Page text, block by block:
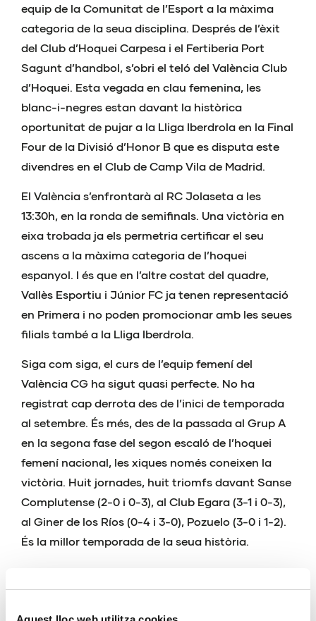
equip de la Comunitat de l’Esport a la màxima
categoria de la seua disciplina. Després de l’èxit
del Club d’Hoquei Carpesa i el Fertiberia Port
Sagunt d’handbol, s’obri el teló del València Club
d’Hoquei. Esta vegada en clau femenina, les
blanc-i-negres estan davant la històrica
oportunitat de pujar a la Lliga Iberdrola en la Final
Four de la Divisió d’Honor B que es disputa este
divendres en el Club de Camp Vila de Madrid.
El València s’enfrontarà al RC Jolaseta a les
13:30h, en la ronda de semifinals. Una victòria en
eixa trobada ja els permetria certificar el seu
ascens a la màxima categoria de l’hoquei
espanyol. I és que en l’altre costat del quadre,
Vallès Esportiu i Júnior FC ja tenen representació
en Primera i no poden promocionar amb les seues
filials també a la Lliga Iberdrola.
Siga com siga, el curs de l’equip femení del
València CG ha sigut quasi perfecte. No ha
registrat cap derrota des de l’inici de temporada
al setembre. És més, des de la passada al Grup A
en la segona fase del segon escaló de l’hoquei
femení nacional, les xiques només coneixen la
victòria. Huit jornades, huit triomfs davant Sanse
Complutense (2-0 i 0-3), al Club Egara (3-1 i 0-3),
al Giner de los Ríos (0-4 i 3-0), Pozuelo (3-0 i 1-2).
És la millor temporada de la seua història.